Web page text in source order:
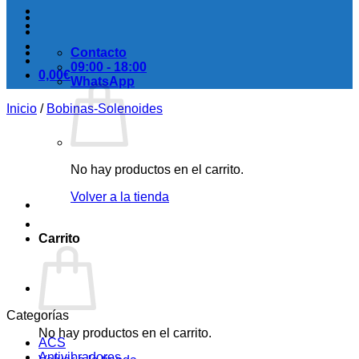
0,00€
No hay productos en el carrito.
Volver a la tienda
Carrito
No hay productos en el carrito.
Contacto
09:00 - 18:00
WhatsApp
Inicio / Bobinas-Solenoides
Categorías
ACS